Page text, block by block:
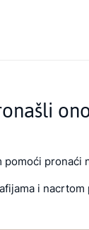
pomoći pronaći
i